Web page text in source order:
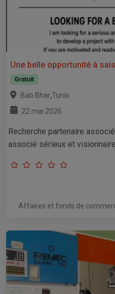
Une belle opportunité à
Gratuit
Bab Bhar,Tunis
22 mai 2026
Recherche partenaire
associé sérieux et
Affaires et fonds de